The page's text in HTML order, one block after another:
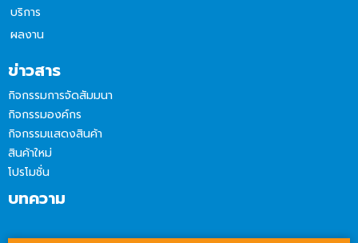
บริการ
ผลงาน
ข่าวสาร
กิจกรรมการจัดสัมมนา
กิจกรรมองค์กร
กิจกรรมแสดงสินค้า
สินค้าใหม่
โปรโมชั่น
บทความ